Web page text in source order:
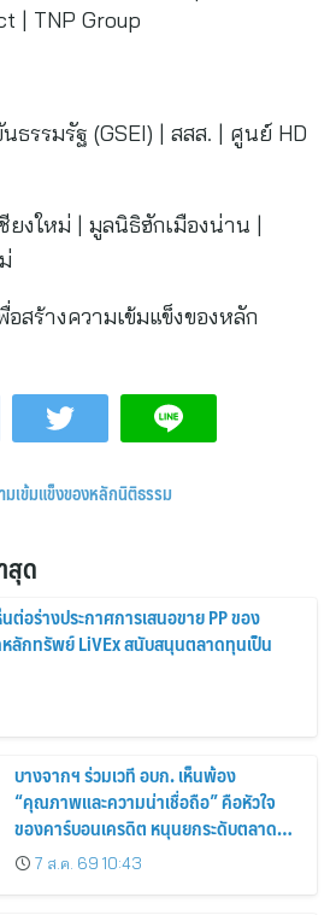
| TNP Group
ธรรมรัฐ (GSEI) | สสส. | ศูนย์ HD
ยงใหม่ | มูลนิธิฮักเมืองน่าน |
อสร้างความเข้มแข็งของหลัก
มเข้มแข็งของหลักนิติธรรม
สุด
อร่างประกาศการเสนอขาย PP ของ
ลักทรัพย์ LiVEx สนับสนุนตลาดทุนเป็น
บางจากฯ ร่วมเวที อบก. เห็นพ้อง
“คุณภาพและความน่าเชื่อถือ” คือหัวใจ
ของคาร์บอนเครดิต หนุนยกระดับตลาด
คาร์บอนไทย เชื่อมโยงอาเซียน เปิดโอกาสสู่
ตลาดสากล
7 ส.ค. 69 10:43